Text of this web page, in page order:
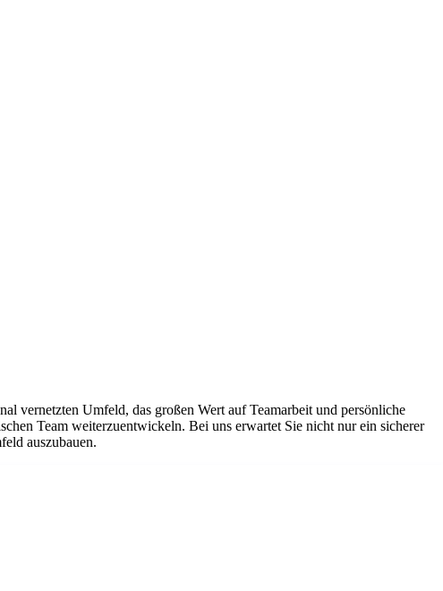
vernetzten Umfeld, das großen Wert auf Teamarbeit und persönliche
Team weiterzuentwickeln. Bei uns erwartet Sie nicht nur ein sicherer
auszubauen.